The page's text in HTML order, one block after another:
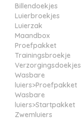
Billendoekjes
Luierbroekjes
Luierzak
Maandbox
Proefpakket
Trainingsbroekje
Verzorgingsdoekjes
Wasbare
luiers>Proefpakket
Wasbare
luiers>Startpakket
Zwemluiers